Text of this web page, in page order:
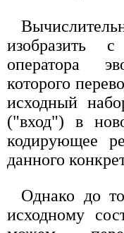
изобразить
оператора
которого
исходный
("вход") в
кодирующее
данного
Однако до
исходному